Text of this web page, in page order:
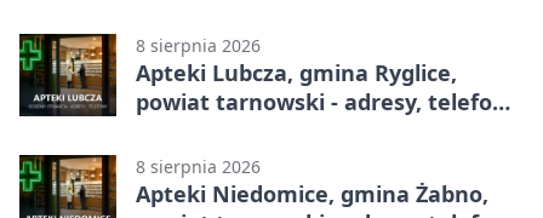
8 sierpnia 2026
Apteki Lubcza, gmina Ryglice,
powiat tarnowski - adresy, telefony,
8 sierpnia 2026
Apteki Niedomice, gmina Żabno,